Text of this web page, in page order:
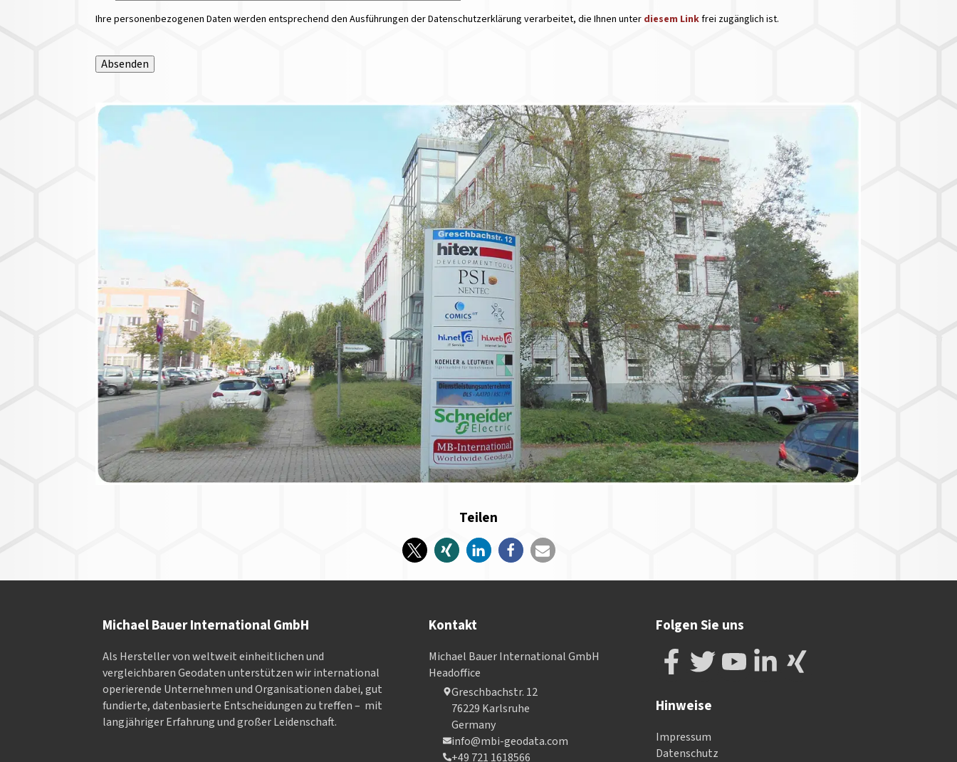
Ihre personenbezogenen Daten werden entsprechend den Ausführungen der Datenschutzerklärung verarbeitet, die Ihnen unter diesem Linkfrei zugänglich ist.
Absenden
Teilen
Michael Bauer International GmbH
Als Hersteller von weltweit einheitlichen und
vergleichbaren Geodaten un­ter­stüt­zen wir in­ter­na­tional
ope­rieren­de Un­ter­neh­men und Or­ga­nisa­tionen dabei, gut
fundierte, datenbasierte Entscheidungen zu treffen – mit
langjähriger Erfahrung und großer Leidenschaft.
Kontakt
Michael Bauer International GmbH
Headoffice
Greschbachstr. 12
76229 Karlsruhe
Germany
info@mbi-geodata.com
+49 721 1618566
Folgen Sie uns
Hinweise
Impressum
Datenschutz